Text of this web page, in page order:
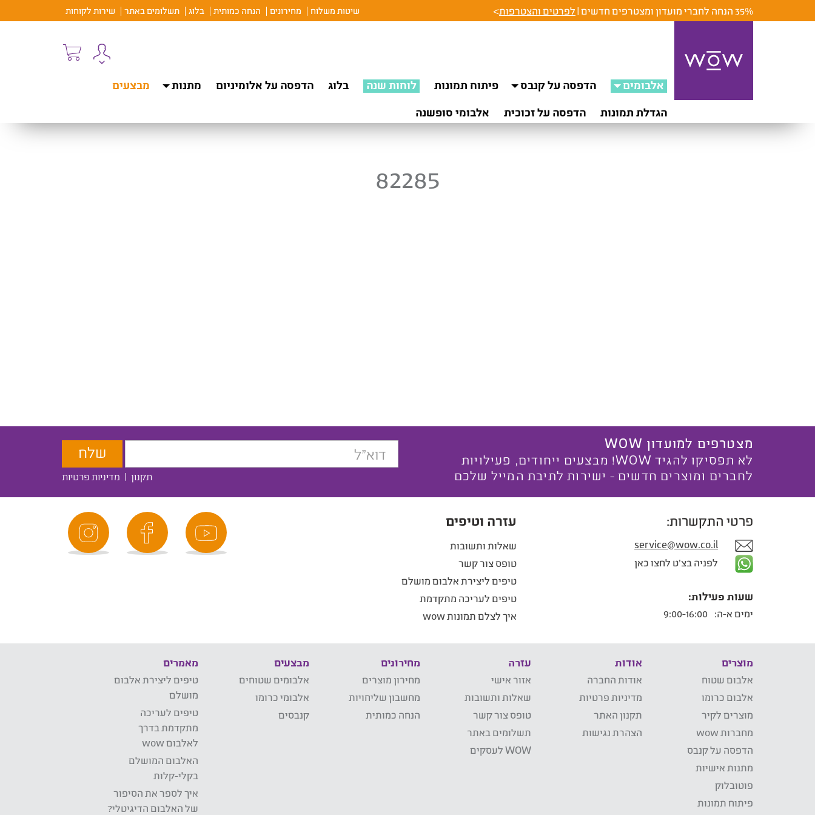
35% הנחה לחברי מועדון ומצטרפים חדשים | לפרטים והצטרפות> שיטות משלוח מחירונים הנחה כמותית בלוג תשלומים באתר שירות לקוחות
אלבומים הדפסה על קנבס פיתוח תמונות לוחות שנה בלוג הדפסה על אלומיניום מתנות
מבצעים
הגדלת תמונות
הדפסה על זכוכית אלבומי סופשנה
82285
מצטרפים למועדון WOW
לא תפסיקו להגיד WOW! מבצעים ייחודים, פעילויות
לחברים ומוצרים חדשים - ישירות לתיבת המייל שלכם
תקנון | מדיניות פרטיות
פרטי התקשרות:
service@wow.co.il
לפניה בצ'ט לחצו כאן
שעות פעילות:
ימים א-ה:
עזרה וטיפים
שאלות ותשובות
טופס צור קשר
טיפים ליצירת אלבום מושלם
טיפים לעריכה מתקדמת
איך לצלם תמונות wow
מוצרים
אלבום שטוח
אלבום כרומו
מוצרים לקיר
מחברות wow
הדפסה על קנבס
מתנות אישיות
פוטובלוק
פיתוח תמונות
אודות
אודות החברה
מדיניות פרטיות
תקנון האתר
הצהרת נגישות
עזרה
אזור אישי
שאלות ותשובות
טופס צור קשר
תשלומים באתר
WOW לעסקים
מחירונים
מחירון מוצרים
מחשבון שליחויות
הנחה כמותית
מבצעים
אלבומים שטוחים
אלבומי כרומו
קנבסים
מאמרים
טיפים ליצירת אלבום
מושלם
טיפים לעריכה
מתקדמת בדרך
לאלבום wow
האלבום המושלם
בקלי-קלות
איך לספר את הסיפור
של האלבום הדיגיטלי?